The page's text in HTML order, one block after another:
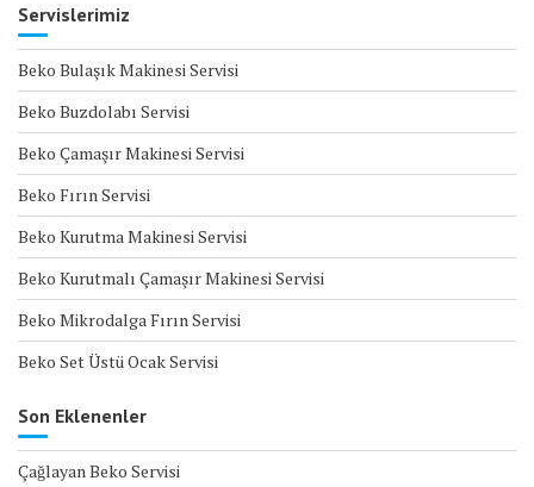
Servislerimiz
Beko Bulaşık Makinesi Servisi
Beko Buzdolabı Servisi
Beko Çamaşır Makinesi Servisi
Beko Fırın Servisi
Beko Kurutma Makinesi Servisi
Beko Kurutmalı Çamaşır Makinesi Servisi
Beko Mikrodalga Fırın Servisi
Beko Set Üstü Ocak Servisi
Son Eklenenler
Çağlayan Beko Servisi